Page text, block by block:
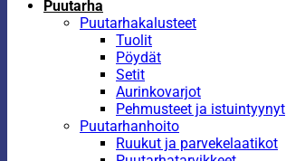
Puutarha
Puutarhakalusteet
Tuolit
Pöydät
Setit
Aurinkovarjot
Pehmusteet ja istuintyynyt
Puutarhanhoito
Ruukut ja parvekelaatikot